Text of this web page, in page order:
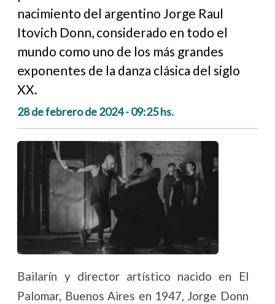
nacimiento del argentino Jorge Raul
Itovich Donn, considerado en todo el
mundo como uno de los más grandes
exponentes de la danza clásica del siglo
XX.
28 de febrero de 2024 - 09:25 hs.
Bailarín y director artístico nacido en El
Palomar, Buenos Aires en 1947, Jorge Donn